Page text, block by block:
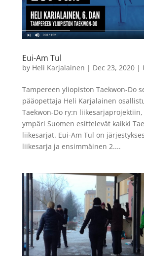
Eui-Am Tul
by Heli Karjalainen | Dec 23, 2020|
Tampereen yliopiston Taekwon-Do
pääopettaja Heli Karjalainen
Taekwon-Do ry:n
ympäri Suomen esittelevät kaikki
liikesarjat. Eui-Am Tul on
liikesarja ja ensimmäinen 2....